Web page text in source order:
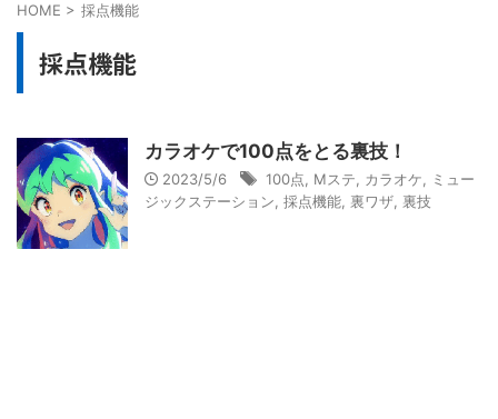
HOME > 採点機能
採点機能
カラオケで100点をとる裏技！
2023/5/6 100点 Mステ カラオケ
ミュー
ジックステーション 採点機能 裏ワザ 裏技